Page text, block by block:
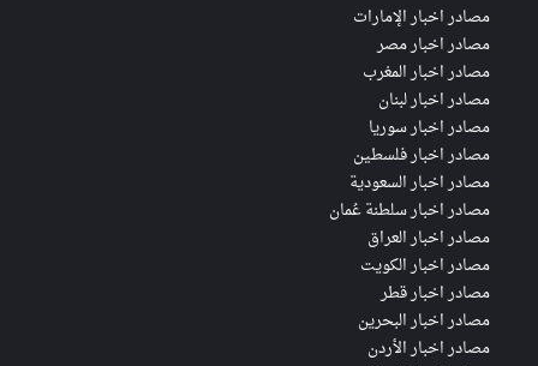
مصادر اخبار الإمارات
مصادر اخبار مصر
مصادر اخبار المغرب
مصادر اخبار لبنان
مصادر اخبار سوريا
مصادر اخبار فلسطين
مصادر اخبار السعودية
مصادر اخبار سلطنة عُمان
مصادر اخبار العراق
مصادر اخبار الكويت
مصادر اخبار قطر
مصادر اخبار البحرين
مصادر اخبار الأردن